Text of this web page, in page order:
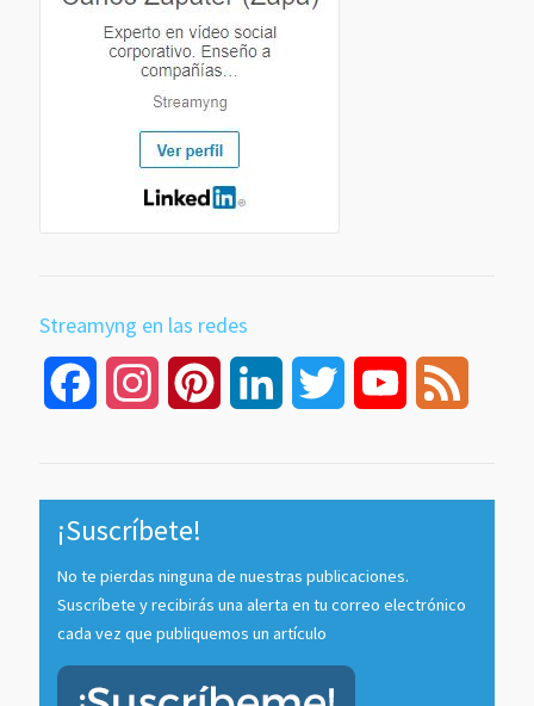
Streamyng en las redes
Facebook InstagramPinterest LinkedIn Twitter YouTube
¡Suscríbete!
No te pierdas ninguna de nuestras publicaciones.
Suscríbete y recibirás una alerta en tu correo electrónico
cada vez que publiquemos un artículo